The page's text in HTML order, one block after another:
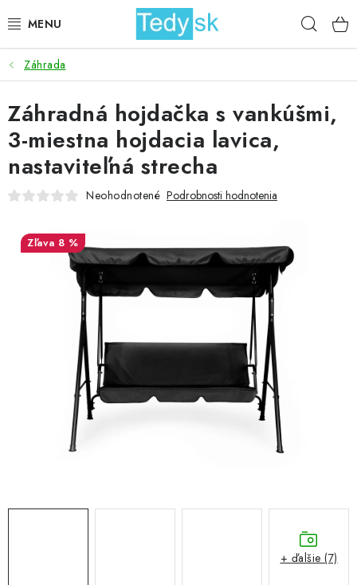
na
BICYKLE
ZÁHRADA
DOMÁCNOSŤ
ŠPORT
DETSKÉ POSTELE
DETSKÝ TOVAR
AKCIOVÝ TOVAR
GALÉRIA OD ZÁKAZNÍKOV
Kontakt
Záhrada
Záhradná hojdačka s vankúšmi,
3-miestna hojdacia lavica,
nastaviteľná strecha
Neohodnotené Podrobnosti hodnotenia
8 %
+ ďalšie (7)